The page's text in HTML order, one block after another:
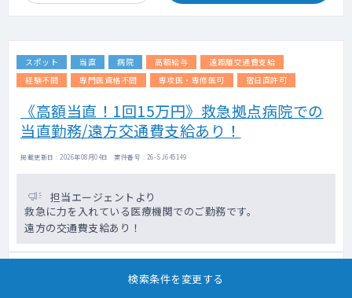
スポット 当直 病院 高額給与
遠距離交通費支給
経験不問
専門医資格不問 専攻医・専修医可 宿日直許可
《高額当直！1回15万円》救急拠点病院での
当直勤務/遠方交通費支給あり！
掲載更新日 : 2026年08月04日 案件番号 : 26-SJ645149
担当エージェントより
救急に力を入れている医療機関でのご勤務です。
遠方の交通費支給あり！
検索条件を変更する